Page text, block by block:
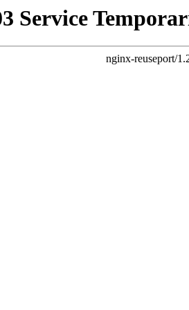
Service
nginx-reuseport/